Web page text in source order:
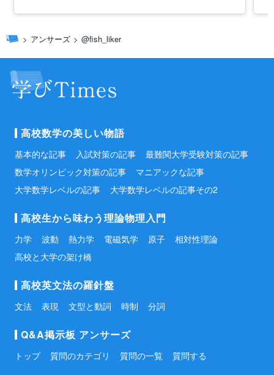
アンサーズ @fish_liker
高校数学の美しい物語
基本的な記事 入試対策の記事
最難関大学受験対策の記事
数学オリンピック対策の記事
マニアックな記事
大学数学レベルの記事
大学数学レベルの記事その2
高校生から味わう理論物理入門
力学 波動 熱力学 電磁気学 原子
相対性理論
高校と大学の架け橋
高校英文法の羅針盤
文法 表現 文型と動詞 時制 分詞
Q&A掲示板 アンサーズ
トップ 質問のカテゴリ 質問の一覧 質問する